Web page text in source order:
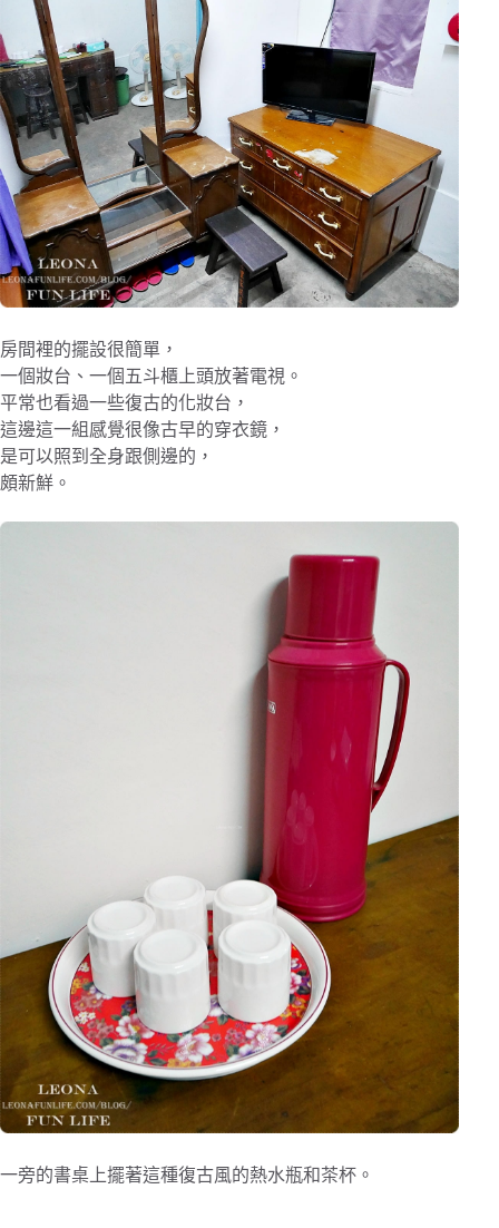
房間裡的擺設很簡單，
一個妝台、一個五斗櫃上頭放著電視。
平常也看過一些復古的化妝台，
這邊這一組感覺很像古早的穿衣鏡，
是可以照到全身跟側邊的，
頗新鮮。
一旁的書桌上擺著這種復古風的熱水瓶和茶杯。